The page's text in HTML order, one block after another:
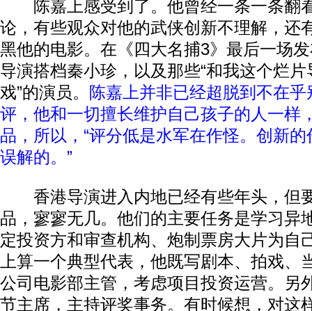
陈嘉上感受到了。他曾经一条一条翻
论，有些观众对他的武侠创新不理解，还
黑他的电影。在《四大名捕3》最后一场
导演搭档秦小珍，以及那些“和我这个烂
戏”的演员。
陈嘉上并非已经超脱到不在
评，他和一切擅长维护自己孩子的人一样
品，所以，“评分低是水军在作怪。创新
误解的。”
香港导演进入内地已经有些年头，但
品，寥寥无几。他们的主要任务是学习异
定投资方和审查机构、炮制票房大片为自
上算一个典型代表，他既写剧本、拍戏、
公司电影部主管，考虑项目投资运营。另
节主席，主持评奖事务。有时候想，对这